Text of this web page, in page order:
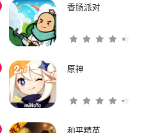
香肠派对
原神
和平精英